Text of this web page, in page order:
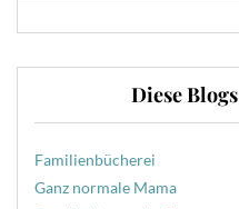
Diese
Familienbücherei
Ganz normale Mama